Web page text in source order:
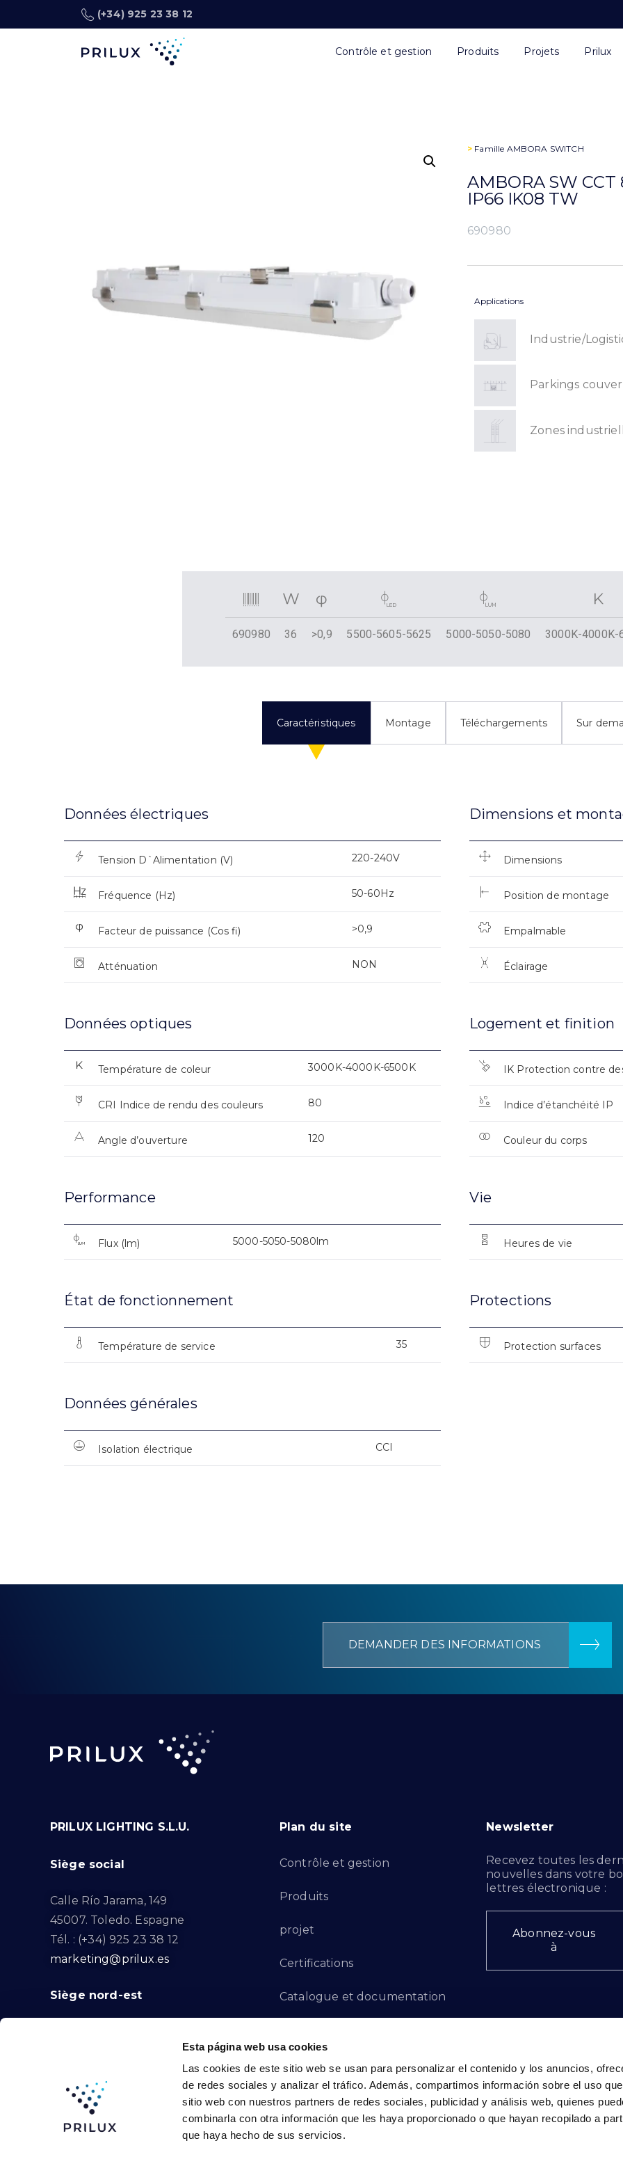
Esta página web usa cookies
Las cookies de este sitio web se usan para personalizar el contenido y los anuncios,
de redes sociales y analizar el tráfico. Además, compartimos información sobre el uso
sitio web con nuestros partners de redes sociales, publicidad y análisis web, quienes
combinarla con otra información que les haya proporcionado o que hayan recopilado a
que haya hecho de sus servicios.
(+34) 925 23 38 12
Contrôle et gestion Produits Projets Prilux
> Famille AMBORA SWITCH
AMBORA SW
IP66 IK08 TW
690980
Applications
Industrie/
Parkings
Zones
690980 36 >0,9 5500-5605-5625 5000-5050-5080 3000K-4000K-
Caractéristiques Montage Téléchargements Sur
Données électriques
Tension D`Alimentation (V) 220-240V
Fréquence (Hz) 50-60Hz
Facteur de puissance (Cos fi) >0,9
Atténuation NON
Dimensions et
Dimensions
Position de montage
Empalmable
Éclairage
Données optiques
Température de coleur 3000K-4000K-6500K
CRI Indice de rendu des couleurs 80
Angle d’ouverture 120
Logement et finition
IK Protection contre
Indice d’étanchéité IP
Couleur du corps
Performance
Flux (lm) 5000-5050-5080lm
Vie
Heures de vie
État de fonctionnement
Température de service 35
Protections
Protection surfaces
Données générales
Isolation électrique CCI
DEMANDER DES INFORMATIONS
PRILUX LIGHTING S.L.U.
Siège social
Calle Río Jarama, 149
45007. Toledo. Espagne
Tél. : (+34) 925 23 38 12
marketing@prilux.es
Siège nord-est
08791. Sant Llorenç d’Hortons.
Tél. : (+34) 93 719 23 29
marketing@prilux.es
Plan du site
Contrôle et gestion
Produits
projet
Certifications
Catalogue et documentation
Canal des plaintes
Contacto - FR
Newsletter
Recevez toutes les
nouvelles dans votre
lettres électronique :
Abonnez-vous
à